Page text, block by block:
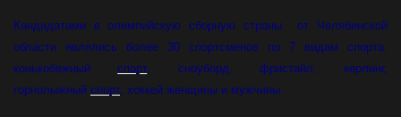
Кандидатами в олимпийскую сборную страны от Челябинской
области являлись более 30 спортсменов по 7 видам спорта:
конькобежныйспорт, сноуборд, фристайл, керлинг,
горнолыжный спорт, хоккей женщины и мужчины.